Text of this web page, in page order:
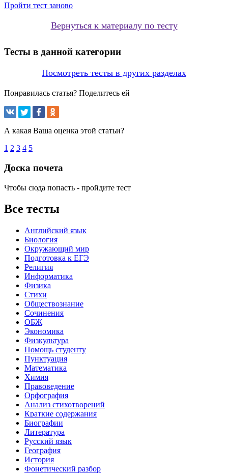
Пройти тест заново
Вернуться к материалу по тесту
Тесты в данной категории
Посмотреть тесты в других разделах
Понравилась статья? Поделитесь ей
А какая Ваша оценка этой статьи?
1 2 3 4 5
Доска почета
Чтобы сюда попасть - пройдите тест
Все тесты
Английский язык
Биология
Окружающий мир
Подготовка к ЕГЭ
Религия
Информатика
Физика
Стихи
Обществознание
Сочинения
ОБЖ
Экономика
Физкультура
Помощь студенту
Пунктуация
Математика
Химия
Правоведение
Орфография
Анализ стихотворений
Краткие содержания
Биографии
Литература
Русский язык
География
История
Фонетический разбор